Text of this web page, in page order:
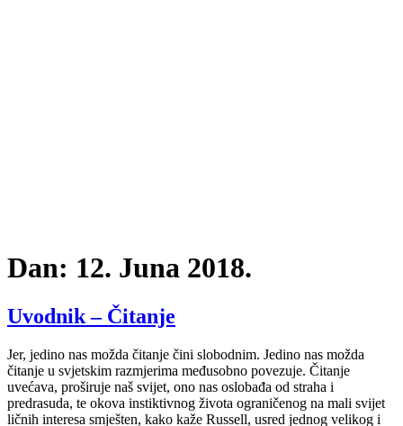
Dan: 12. Juna 2018.
Uvodnik – Čitanje
Jer, jedino nas možda čitanje čini slobodnim. Jedino nas možda
čitanje u svjetskim razmjerima međusobno povezuje. Čitanje
uvećava, proširuje naš svijet, ono nas oslobađa od straha i
predrasuda, te okova instiktivnog života ograničenog na mali svijet
ličnih interesa smješten, kako kaže Russell, usred jednog velikog i